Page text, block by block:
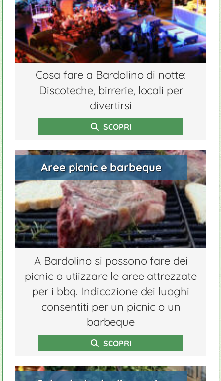
Cosa fare a Bardolino di notte:
Discoteche, birrerie, locali per
divertirsi
SCOPRI
Aree picnic e barbeque
A Bardolino si possono fare dei
picnic o utiizzare le aree attrezzate
per i bbq. Indicazione dei luoghi
consentiti per un picnic o un
barbeque
SCOPRI